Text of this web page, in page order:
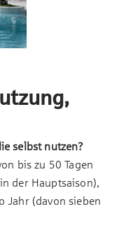
selbst nutzen?
bis zu 50 Tagen
der Hauptsaison),
Jahr (davon sieben